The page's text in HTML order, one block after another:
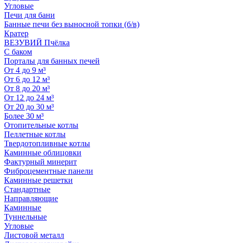
Угловые
Печи для бани
Банные печи без выносной топки (б/в)
Кратер
ВЕЗУВИЙ Пчёлка
С баком
Порталы для банных печей
От 4 до 9 м³
От 6 до 12 м³
От 8 до 20 м³
От 12 до 24 м³
От 20 до 30 м³
Более 30 м³
Отопительные котлы
Пеллетные котлы
Твердотопливные котлы
Каминные облицовки
Фактурный минерит
Фиброцементные панели
Каминные решетки
Стандартные
Направляющие
Каминные
Туннельные
Угловые
Листовой металл